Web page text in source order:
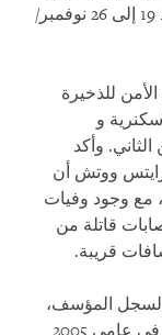
لهم بالضرب أثناء التظاهرات التي دامت منذ 19 إلى 26 نوفمبر/
للذخيرة
و
تشرين الثاني. وأكد
ووتش أن
مع وجود وفيات
قاتلة من
قريبة.
المؤسف،